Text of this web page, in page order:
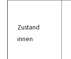
Zustand
innen